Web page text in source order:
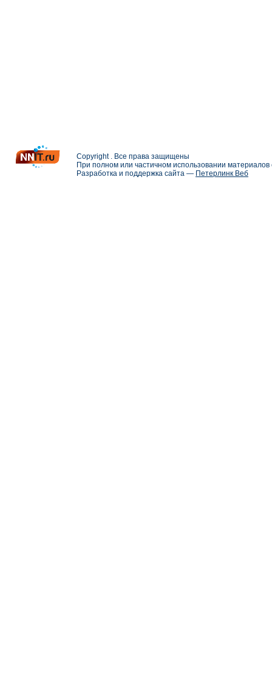
Copyright . Все права защищены
При полном или частичном использовании
Разработка и поддержка сайта — Петерлинк Веб